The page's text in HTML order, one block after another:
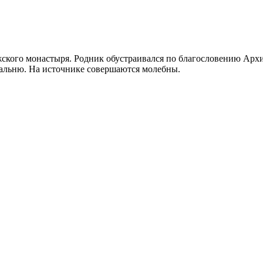
монастыря. Родник обустраивался по благословению
На источнике совершаются молебны.